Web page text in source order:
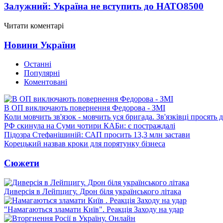
Залужний: Україна не вступить до НАТО8500
Читати коментарі
Новини України
Останні
Популярні
Коментовані
В ОП виключають повернення Федорова - ЗМІ
Коли мовчить зв'язок - мовчить уся бригада. Зв'язківці просять
РФ скинула на Суми чотири КАБи: є постраждалі
Підозра Стефанішиній: САП просить 13,3 млн застави
Корецький назвав кроки для порятунку бізнеса
Сюжети
Диверсія в Лейпцигу. Дрон біля українського літака
"Намагаються зламати Київ". Реакція Заходу на удар